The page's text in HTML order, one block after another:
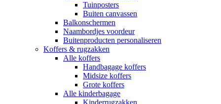
Tuinposters
Buiten canvassen
Balkonschermen
Naambordjes voordeur
Buitenproducten personaliseren
Koffers & rugzakken
Alle koffers
Handbagage koffers
Midsize koffers
Grote koffers
Alle kinderbagage
Kinderrugzakken